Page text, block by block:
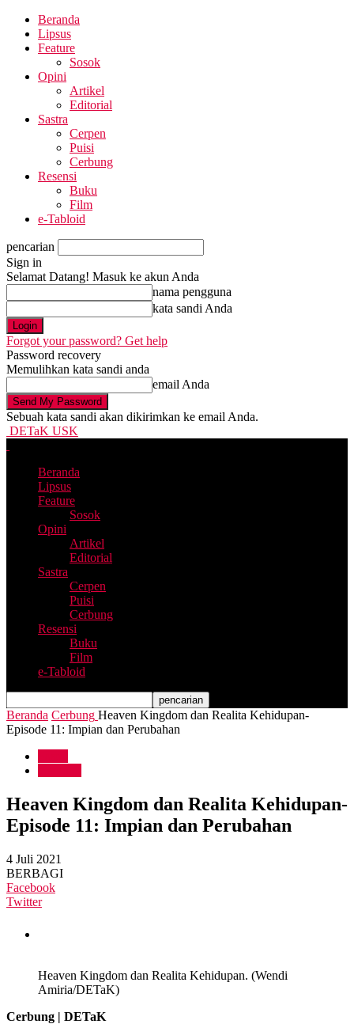
Beranda
Lipsus
Feature
Sosok
Opini
Artikel
Editorial
Sastra
Cerpen
Puisi
Cerbung
Resensi
Buku
Film
e-Tabloid
pencarian
Sign in
Selamat Datang! Masuk ke akun Anda
nama pengguna
kata sandi Anda
Forgot your password? Get help
Password recovery
Memulihkan kata sandi anda
email Anda
Sebuah kata sandi akan dikirimkan ke email Anda.
DETaK USK
Beranda
Lipsus
Feature
Sosok
Opini
Artikel
Editorial
Sastra
Cerpen
Puisi
Cerbung
Resensi
Buku
Film
e-Tabloid
Beranda Cerbung Heaven Kingdom dan Realita Kehidupan-
Episode 11: Impian dan Perubahan
Heaven Kingdom dan Realita Kehidupan-
Episode 11: Impian dan Perubahan
4 Juli 2021
BERBAGI
Facebook
Twitter
Heaven Kingdom dan Realita Kehidupan. (Wendi
Amiria/DETaK)
Cerbung | DETaK